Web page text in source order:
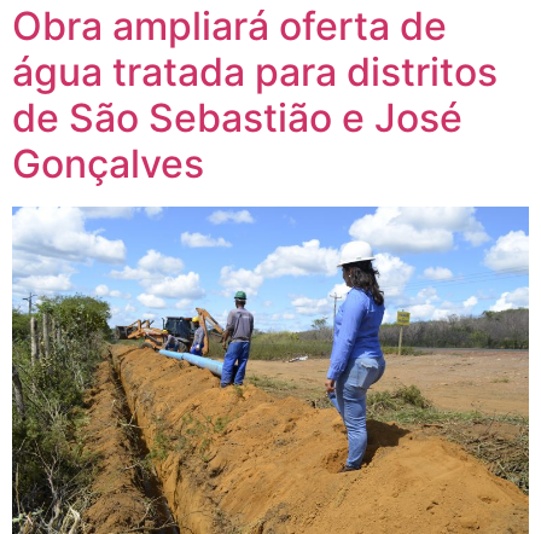
Obra ampliará oferta de
água tratada para distritos
de São Sebastião e José
Gonçalves